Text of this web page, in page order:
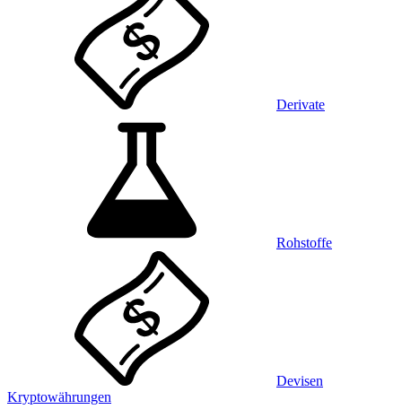
Derivate
Rohstoffe
Devisen
Kryptowährungen